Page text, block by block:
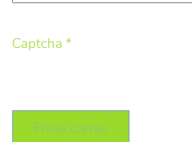
Captcha *
Envia correu